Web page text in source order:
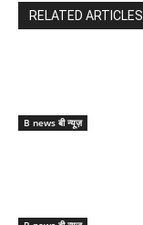
RELATED ARTICLES
B news बी न्यूज़